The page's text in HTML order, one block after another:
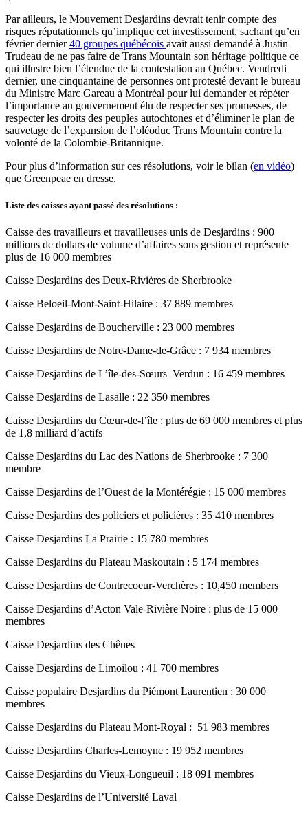
Par ailleurs, le Mouvement Desjardins devrait tenir compte des
risques réputationnels qu’implique cet investissement, sachant qu’en
février dernier40 groupes québécois avait aussi demandé à Justin
Trudeau de ne pas faire de Trans Mountain son héritage politique ce
qui illustre bien l’étendue de la contestation au Québec. Vendredi
dernier, une cinquantaine de personnes ont protesté devant le bureau
du Ministre Marc Gareau à Montréal pour lui demander et répéter
l’importance au gouvernement élu de respecter ses promesses, de
respecter les droits des peuples autochtones et d’éliminer le plan de
sauvetage de l’expansion de l’oléoduc Trans Mountain contre la
volonté de la Colombie-Britannique.
Pour plus d’information sur ces résolutions, voir le bilan (en vidéo)
que Greenpeae en dresse.
Liste des caisses ayant passé des résolutions :
Caisse des travailleurs et travailleuses unis de Desjardins : 900
millions de dollars de volume d’affaires sous gestion et représente
plus de 16 000 membres
Caisse Desjardins des Deux-Rivières de Sherbrooke
Caisse Beloeil-Mont-Saint-Hilaire : 37 889 membres
Caisse Desjardins de Boucherville : 23 000 membres
Caisse Desjardins de Notre-Dame-de-Grâce : 7 934 membres
Caisse Desjardins de L’île-des-Sœurs–Verdun : 16 459 membres
Caisse Desjardins de Lasalle : 22 350 membres
Caisse Desjardins du Cœur-de-l’île : plus de 69 000 membres et plus
de 1,8 milliard d’actifs
Caisse Desjardins du Lac des Nations de Sherbrooke : 7 300
membre
Caisse Desjardins de l’Ouest de la Montérégie : 15 000 membres
Caisse Desjardins des policiers et policières : 35 410 membres
Caisse Desjardins La Prairie : 15 780 membres
Caisse Desjardins du Plateau Maskoutain : 5 174 membres
Caisse Desjardins de Contrecoeur-Verchères : 10,450 members
Caisse Desjardins d’Acton Vale-Rivière Noire : plus de 15 000
membres
Caisse Desjardins des Chênes
Caisse Desjardins de Limoilou : 41 700 membres
Caisse populaire Desjardins du Piémont Laurentien : 30 000
membres
Caisse Desjardins du Plateau Mont-Royal : 51 983 membres
Caisse Desjardins Charles-Lemoyne : 19 952 membres
Caisse Desjardins du Vieux-Longueuil : 18 091 membres
Caisse Desjardins de l’Université Laval